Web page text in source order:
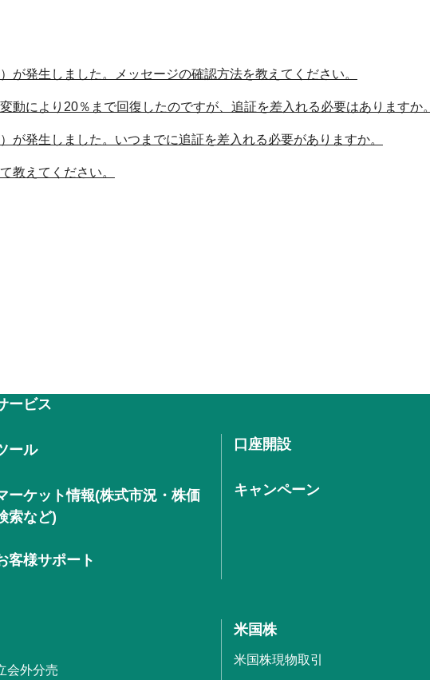
が発生しました。メッセージの確認方法を教えてください。
動により20％まで回復したのですが、追証を差入れる必要はありますか。
が発生しました。いつまでに追証を差入れる必要がありますか。
教えてください。
ービス
ール
ーケット情報(株式市況・株価
索など)
客様サポート
口座開設
キャンペーン
会外分売
米国株
米国株現物取引